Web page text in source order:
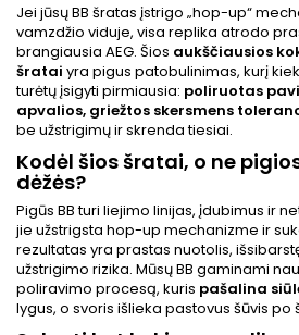
Jei jūsų BB šratas įstrigo „hop-up“
vamzdžio viduje, visa replika atrodo
brangiausia AEG. Šios aukščiausios
šratai yra pigus patobulinimas, kurį
turėtų įsigyti pirmiausia: poliruotas
apvalios, griežtos skersmens
be užstrigimų ir skrenda tiesiai.
Kodėl šios šratai, o ne
dėžės?
Pigūs BB turi liejimo linijas, įdubimus ir
jie užstrigsta hop-up mechanizme ir
rezultatas yra prastas nuotolis,
užstrigimo rizika. Mūsų BB gaminami
poliravimo procesą, kuris pašalina
lygus, o svoris išlieka pastovus šūvis po